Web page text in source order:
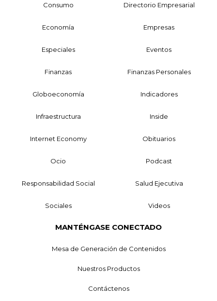
Consumo Directorio Empresarial
Economía Empresas
Especiales Eventos
Finanzas Finanzas Personales
Globoeconomía Indicadores
Infraestructura Inside
Internet Economy Obituarios
Ocio Podcast
Responsabilidad Social Salud Ejecutiva
Sociales Videos
MANTÉNGASE CONECTADO
Mesa de Generación de Contenidos
Nuestros Productos
Contáctenos